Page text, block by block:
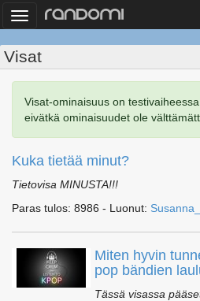
Toggle
navigation
Visat
Visat-ominaisuus on
eivätkä ominaisuudet ole
Kuka tietää minut?
Tietovisa MINUSTA!!!
Paras tulos: 8986 - Luonut:
Miten hyvin
pop bändien
Tässä visassa